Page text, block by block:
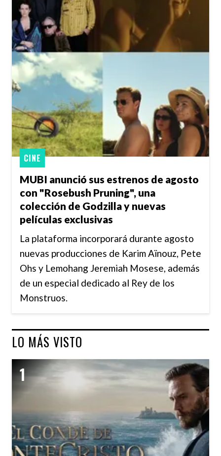
MUBI anunció sus estrenos de agosto
con "Rosebush Pruning", una
colección de Godzilla y nuevas
películas exclusivas
CINE
La plataforma incorporará durante agosto
nuevas producciones de Karim Aïnouz, Pete
Ohs y Lemohang Jeremiah Mosese, además
de un especial dedicado al Rey de los
Monstruos.
LO MÁS VISTO